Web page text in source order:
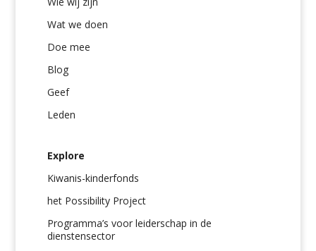
Wat we doen
Doe mee
Blog
Geef
Leden
Explore
Kiwanis-kinderfonds
het Possibility Project
Programma’s voor leiderschap in de
dienstensector